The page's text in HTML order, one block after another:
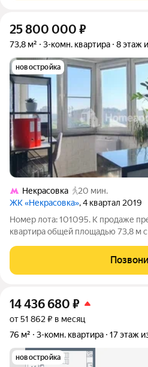
25 800 000 ₽
73,8 м² 3-комн. квартира 8 этаж
новостройка
Некрасовка
20 мин.
ЖК «Некрасовка», 4 квартал 2019
Номер лота: 101095. К продаже
квартира общей площадью 73,8 м
потолков 2,7 м. Функциональная
изолированные.
14 436 680 ₽
от 51 862 ₽ в месяц
76 м²
3-комн. квартира 17 этаж
новостройка